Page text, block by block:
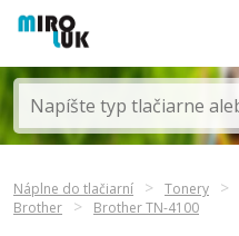
Náplne do tlačiarní Tonery
Brother
Brother TN-4100